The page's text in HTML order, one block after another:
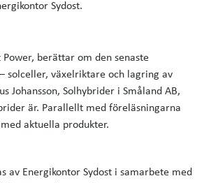
Sydost.
Power, berättar om den senaste
solceller, växelriktare och lagring av
Johansson, Solhybrider i Småland AB,
är. Parallellt med föreläsningarna
aktuella produkter.
av Energikontor Sydost i samarbete med